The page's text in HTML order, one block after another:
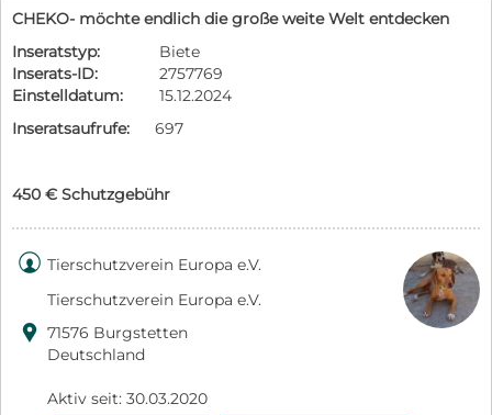
CHEKO- möchte endlich die große weite Welt entdecken
Inseratstyp:
Biete
Inserats-ID:
2757769
Einstelldatum:
15.12.2024
Inseratsaufrufe:
697
450 € Schutzgebühr
 Tierschutzverein Europa e.V.
Tierschutzverein Europa e.V.
 71576 Burgstetten
Deutschland
Aktiv seit: 30.03.2020